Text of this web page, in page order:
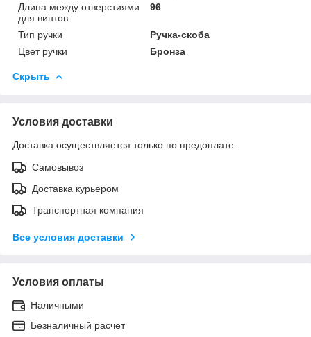
Длина между отверстиями
для винтов
96
Тип ручки
Ручка-скоба
Цвет ручки
Бронза
Скрыть
Условия доставки
Доставка осуществляется только по предоплате.
Самовывоз
Доставка курьером
Транспортная компания
Все условия доставки
Условия оплаты
Наличными
Безналичный расчет